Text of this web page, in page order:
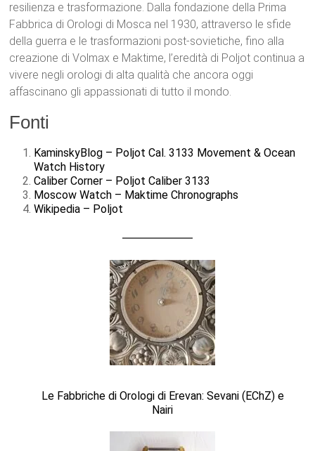
resilienza e trasformazione. Dalla fondazione della Prima
Fabbrica di Orologi di Mosca nel 1930, attraverso le sfide
della guerra e le trasformazioni post-sovietiche, fino alla
creazione di Volmax e Maktime, l’eredità di Poljot continua a
vivere negli orologi di alta qualità che ancora oggi
affascinano gli appassionati di tutto il mondo.
Fonti
KaminskyBlog – Poljot Cal. 3133 Movement & Ocean
Watch History
Caliber Corner – Poljot Caliber 3133
Moscow Watch – Maktime Chronographs
Wikipedia – Poljot
Le Fabbriche di Orologi di Erevan: Sevani (EChZ) e
Nairi